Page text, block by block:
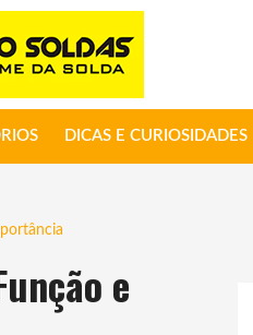
DICAS E CURIOSIDADES
e